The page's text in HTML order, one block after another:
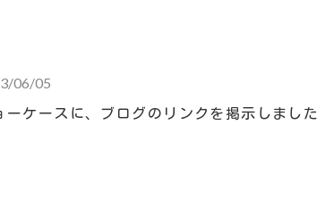
06/05
ーケースに、ブログのリンクを掲示しました